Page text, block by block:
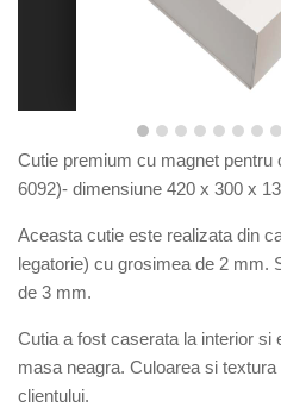
Cutie premium cu magnet pentru
6092)- dimensiune 420 x 300 x
Aceasta cutie este realizata din
legatorie) cu grosimea de 2 mm.
de 3 mm.
Cutia a fost caserata la interior si
masa neagra. Culoarea si
clientului.